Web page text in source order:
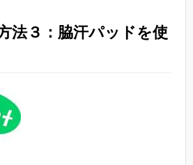
法３：脇汗パッドを使